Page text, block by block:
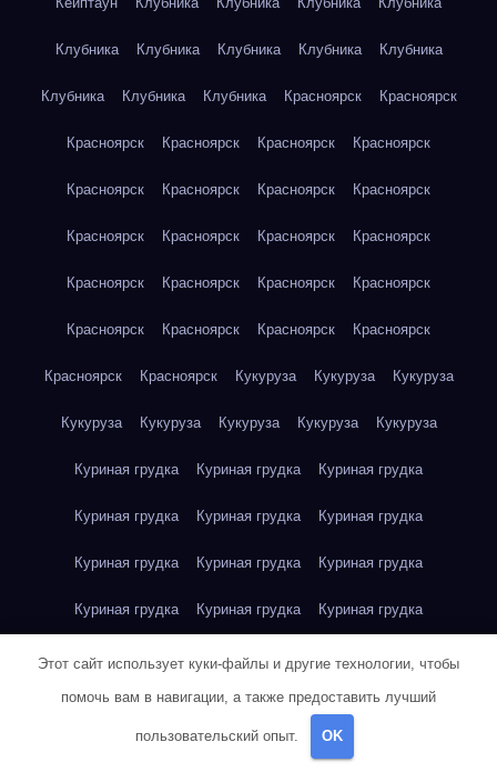
Клубника Клубника Клубника Клубника Клубника
Клубника Клубника Клубника Красноярск Красноярск
Красноярск Красноярск Красноярск Красноярск
Красноярск Красноярск Красноярск Красноярск
Красноярск Красноярск Красноярск Красноярск
Красноярск Красноярск Красноярск Красноярск
Красноярск Красноярск Красноярск Красноярск
Красноярск Красноярск Кукуруза Кукуруза Кукуруза
Кукуруза Кукуруза Кукуруза Кукуруза Кукуруза
Куриная грудка Куриная грудка Куриная грудка
Куриная грудка Куриная грудка Куриная грудка
Куриная грудка Куриная грудка Куриная грудка
Куриная грудка Куриная грудка Куриная грудка
Куриная грудка Куриное яйцо Куриное яйцо
Куриное яйцо Куриное яйцо Куриное яйцо Куриное яйцо
Этот сайт использует куки-файлы и другие технологии, чтобы
помочь вам в навигации, а также предоставить лучший
пользовательский опыт. OK